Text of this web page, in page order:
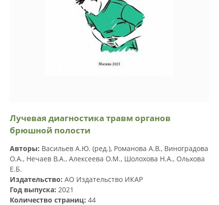
Лучевая диагностика травм органов
брюшной полости
Авторы: Васильев А.Ю. (ред.), Романова А.В., Виноградова
О.А., Нечаев В.А., Алексеева О.М., Шолохова Н.А., Ольхова
Е.Б.
Издательство: АО Издательство ИКАР
Год выпуска: 2021
Количество страниц: 44